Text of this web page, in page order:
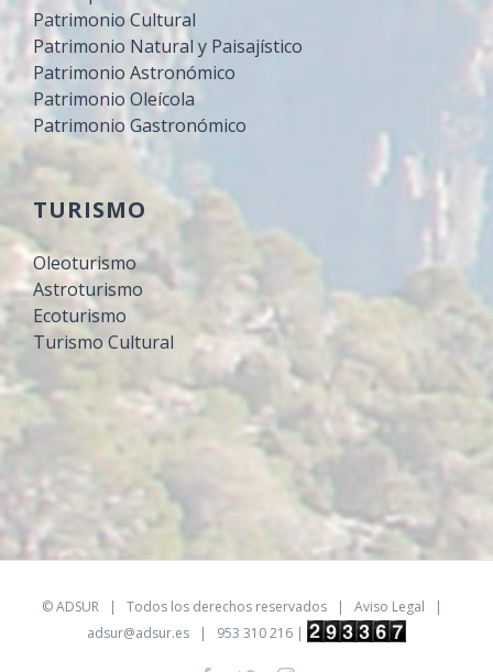
Patrimonio Cultural
Patrimonio Natural y Paisajístico
Patrimonio Astronómico
Patrimonio Oleícola
Patrimonio Gastronómico
TURISMO
Oleoturismo
Astroturismo
Ecoturismo
Turismo Cultural
©ADSUR| Todos los derechos reservados | Aviso Legal |
adsur@adsur.es | 953 310 216 |